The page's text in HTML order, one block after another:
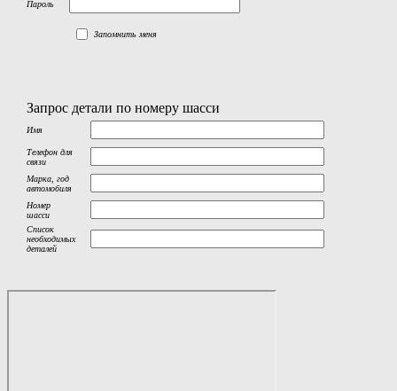
Пароль
Запомнить меня
Запрос детали по номеру шасси
Имя
Телефон для
связи
Марка, год
автомобиля
Номер
шасси
Список
необходимых
деталей